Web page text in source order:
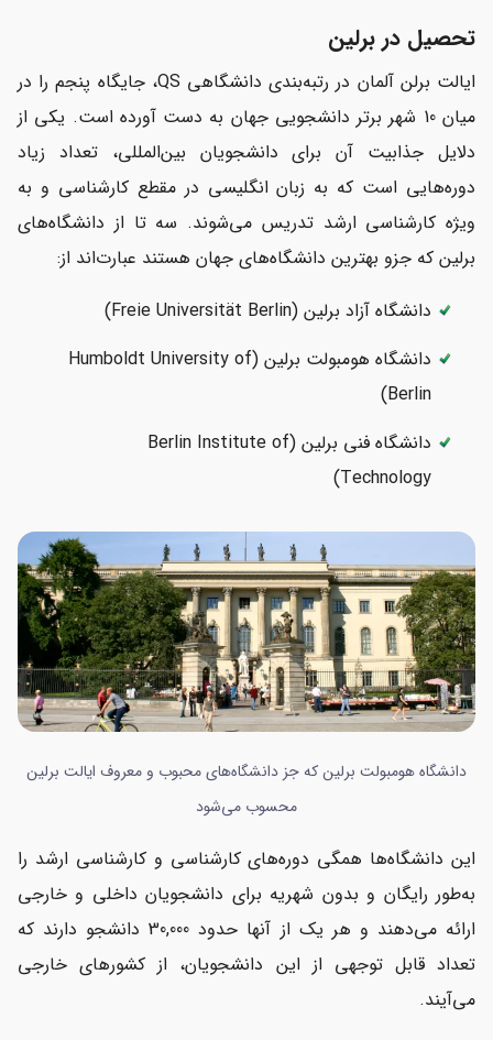
تحصیل در برلین
ایالت برلن آلمان در رتبه‌بندی دانشگاهی QS، جایگاه پنجم را در
میان 10 شهر برتر دانشجویی جهان به دست آورده است. یکی از
دلایل جذابیت آن برای دانشجویان بین‌المللی، تعداد زیاد
دوره‌هایی است که به زبان انگلیسی در مقطع کارشناسی و به
ویژه کارشناسی ارشد تدریس می‌شوند. سه تا از دانشگاه‌های
برلین که جزو بهترین‌ دانشگاه‌های جهان هستند عبارت‌اند از:
دانشگاه آزاد برلین (Freie Universität Berlin)
دانشگاه هومبولت برلین (Humboldt University of
Berlin)
دانشگاه فنی برلین (Berlin Institute of
Technology)
دانشگاه هومبولت برلین که جز دانشگاه‌های محبوب و معروف ایالت برلین
محسوب می‌شود
این دانشگاه‌ها همگی دوره‌های کارشناسی و کارشناسی ارشد را
به‌طور رایگان و بدون شهریه برای دانشجویان داخلی و خارجی
ارائه می‌دهند و هر یک از آنها حدود 30,000 دانشجو دارند که
تعداد قابل توجهی از این دانشجویان، از کشورهای خارجی
می‌آیند.